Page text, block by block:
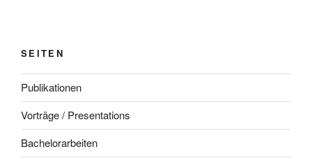
SEITEN
Publikationen
Vorträge / Presentations
Bachelorarbeiten